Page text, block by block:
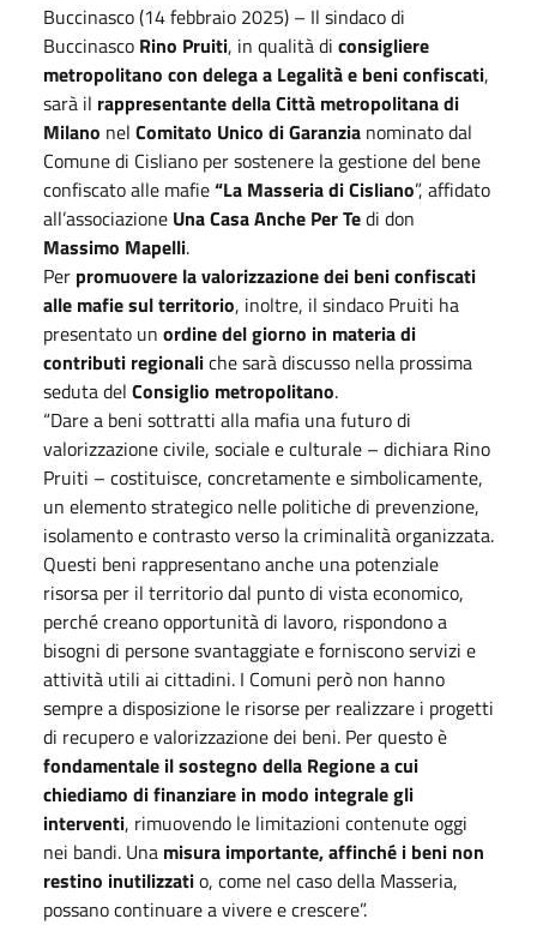
Buccinasco (14 febbraio 2025) – Il sindaco di
Buccinasco Rino Pruiti, in qualità di consigliere
metropolitano con delega a Legalità e beni confiscati,
sarà il rappresentante della Città metropolitana di
Milano nel Comitato Unico di Garanzia nominato dal
Comune di Cisliano per sostenere la gestione del bene
confiscato alle mafie“La Masseria di Cisliano”, affidato
all’associazione Una Casa Anche Per Tedi don
Massimo Mapelli.
Per promuovere la valorizzazione dei beni confiscati
alle mafie sul territorio, inoltre, il sindaco Pruiti ha
presentato un ordine del giorno in materia di
contributi regionaliche sarà discusso nella prossima
seduta del Consiglio metropolitano.
“Dare a beni sottratti alla mafia una futuro di
valorizzazione civile, sociale e culturale – dichiara Rino
Pruiti – costituisce, concretamente e simbolicamente,
un elemento strategico nelle politiche di prevenzione,
isolamento e contrasto verso la criminalità organizzata.
Questi beni rappresentano anche una potenziale
risorsa per il territorio dal punto di vista economico,
perché creano opportunità di lavoro, rispondono a
bisogni di persone svantaggiate e forniscono servizi e
attività utili ai cittadini. I Comuni però non hanno
sempre a disposizione le risorse per realizzare i progetti
di recupero e valorizzazione dei beni. Per questo è
fondamentale il sostegno della Regione a cui
chiediamo di finanziare in modo integrale gli
interventi, rimuovendo le limitazioni contenute oggi
nei bandi. Una misura importante, affinché i beni non
restino inutilizzatio, come nel caso della Masseria,
possano continuare a vivere e crescere”.